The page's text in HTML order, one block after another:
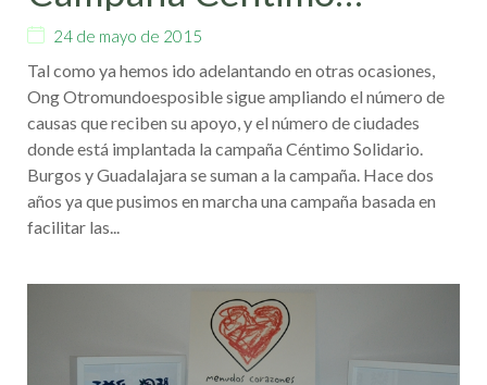
Solidario: Nuestras
causas en nuevas
ciudades
24 de mayo de 2015
Tal como ya hemos ido adelantando en otras ocasiones,
Ong Otromundoesposible sigue ampliando el número de
causas que reciben su apoyo, y el número de ciudades
donde está implantada la campaña Céntimo Solidario.
Burgos y Guadalajara se suman a la campaña. Hace dos
años ya que pusimos en marcha una campaña basada en
facilitar las...